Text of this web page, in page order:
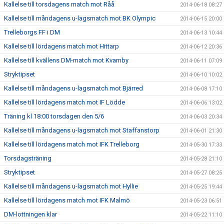
Kallelse till torsdagens match mot Råå 2014-06-18 08:27
Kallelse till måndagens u-lagsmatch mot BK Olympic 2014-06-15 20:00
Trelleborgs FF i DM 2014-06-13 10:44
Kallelse till lördagens match mot Hittarp 2014-06-12 20:36
Kallelse till kvällens DM-match mot Kvarnby 2014-06-11 07:09
Stryktipset 2014-06-10 10:02
Kallelse till måndagens u-lagsmatch mot Bjärred 2014-06-08 17:10
Kallelse till lördagens match mot IF Lödde 2014-06-06 13:02
Träning kl 18:00 torsdagen den 5/6 2014-06-03 20:34
Kallelse till måndagens u-lagsmatch mot Staffanstorp 2014-06-01 21:30
Kallelse till lördagens match mot IFK Trelleborg 2014-05-30 17:33
Torsdagsträning 2014-05-28 21:10
Stryktipset 2014-05-27 08:25
Kallelse till måndagens u-lagsmatch mot Hyllie 2014-05-25 19:44
Kallelse till lördagens match mot IFK Malmö 2014-05-23 06:51
DM-lottningen klar 2014-05-22 11:10